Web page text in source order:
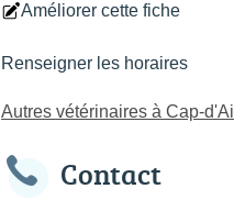
Améliorer cette fiche
Renseigner les horaires
Autres vétérinaires à Cap-d'Ail
Contact